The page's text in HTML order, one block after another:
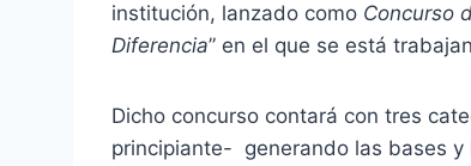
institución, lanzado como Concurso
Diferencia” en el que se está
Dicho concurso contará con tres
principiante- generando las bases y